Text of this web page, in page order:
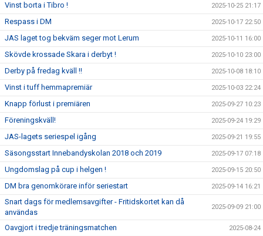
Vinst borta i Tibro ! 2025-10-25 21:17
Respass i DM 2025-10-17 22:50
JAS laget tog bekväm seger mot Lerum 2025-10-11 16:00
Skövde krossade Skara i derbyt ! 2025-10-10 23:00
Derby på fredag kväll !! 2025-10-08 18:10
Vinst i tuff hemmapremiär 2025-10-03 22:24
Knapp förlust i premiären 2025-09-27 10:23
Föreningskväll! 2025-09-24 19:29
JAS-lagets seriespel igång 2025-09-21 19:55
Säsongsstart Innebandyskolan 2018 och 2019 2025-09-17 07:18
Ungdomslag på cup i helgen ! 2025-09-15 20:50
DM bra genomkörare inför seriestart 2025-09-14 16:21
Snart dags för medlemsavgifter - Fritidskortet kan då
användas
2025-09-09 21:00
Oavgjort i tredje träningsmatchen 2025-08-24